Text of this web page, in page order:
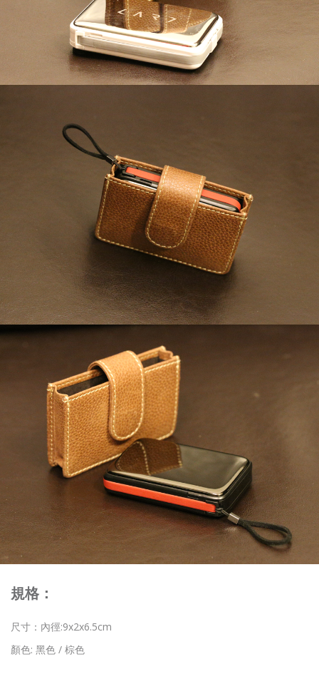
規格：
尺寸：內徑:9x2x6.5cm
顏色: 黑色 / 棕色